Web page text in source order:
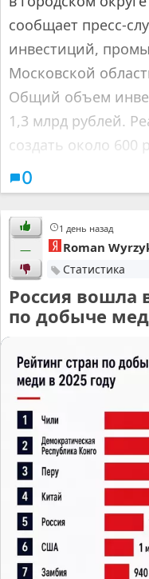
сообщает пресс-
инвестиций,
Московской
Общий объем
1,3 млрд рублей.
создать около 600
0
1 день назад
— Roman
Статистика
Россия вошла
по добыче